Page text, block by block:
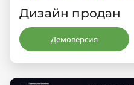
Дизайн продан
Демоверсия